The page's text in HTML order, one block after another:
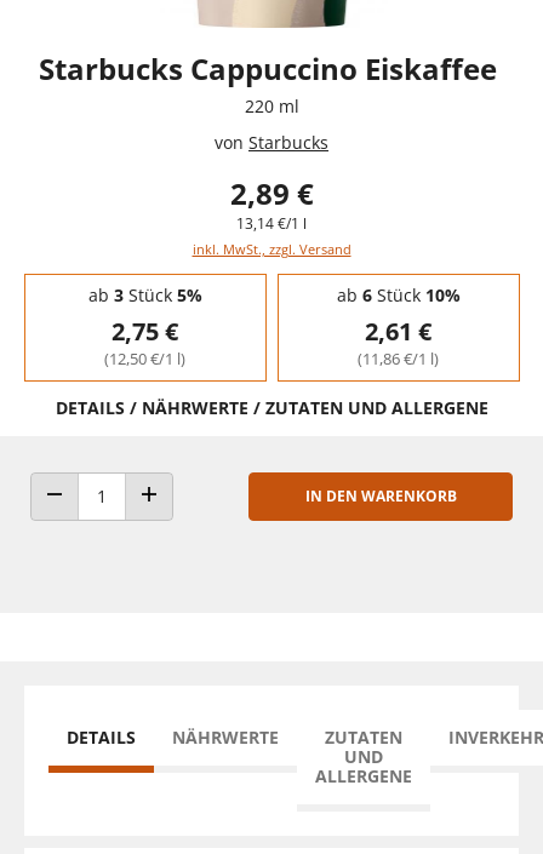
Starbucks Cappuccino Eiskaffee
220 ml
von Starbucks
2,89 €
13,14 €/1 l
inkl. MwSt., zzgl. Versand
Staffelpreise - Mengenrabatt
ab 3Stück 5%
2,75 €
(12,50 €/1 l)
ab 6Stück 10%
2,61 €
(11,86 €/1 l)
DETAILS / NÄHRWERTE / ZUTATEN UND ALLERGENE
ANZAHL VERRINGERNANZAHL ERHÖHEN
IN DEN WARENKORB
DETAILS NÄHRWERTE
ZUTATEN
UND
ALLERGENE